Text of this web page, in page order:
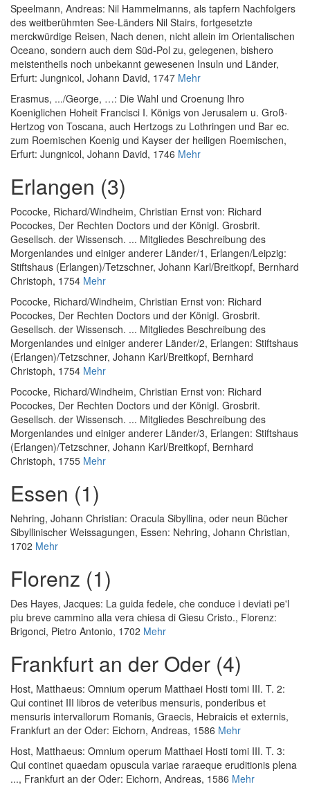
Speelmann, Andreas: Nil Hammelmanns, als tapfern Nachfolgers
des weitberühmten See-Länders Nil Stairs, fortgesetzte
merckwürdige Reisen, Nach denen, nicht allein im Orientalischen
Oceano, sondern auch dem Süd-Pol zu, gelegenen, bishero
meistentheils noch unbekannt gewesenen Insuln und Länder,
Erfurt: Jungnicol, Johann David, 1747 Mehr
Erasmus, .../George, …: Die Wahl und Croenung Ihro
Koeniglichen Hoheit Francisci I. Königs von Jerusalem u. Groß-
Hertzog von Toscana, auch Hertzogs zu Lothringen und Bar ec.
zum Roemischen Koenig und Kayser der heiligen Roemischen,
Erfurt: Jungnicol, Johann David, 1746 Mehr
Erlangen (3)
Pococke, Richard/Windheim, Christian Ernst von: Richard
Pocockes, Der Rechten Doctors und der Königl. Grosbrit.
Gesellsch. der Wissensch. ... Mitgliedes Beschreibung des
Morgenlandes und einiger anderer Länder/1 , Erlangen/Leipzig:
Stiftshaus (Erlangen)/Tetzschner, Johann Karl/Breitkopf, Bernhard
Christoph, 1754 Mehr
Pococke, Richard/Windheim, Christian Ernst von: Richard
Pocockes, Der Rechten Doctors und der Königl. Grosbrit.
Gesellsch. der Wissensch. ... Mitgliedes Beschreibung des
Morgenlandes und einiger anderer Länder/2, Erlangen: Stiftshaus
(Erlangen)/Tetzschner, Johann Karl/Breitkopf, Bernhard
Christoph, 1754 Mehr
Pococke, Richard/Windheim, Christian Ernst von: Richard
Pocockes, Der Rechten Doctors und der Königl. Grosbrit.
Gesellsch. der Wissensch. ... Mitgliedes Beschreibung des
Morgenlandes und einiger anderer Länder/3, Erlangen: Stiftshaus
(Erlangen)/Tetzschner, Johann Karl/Breitkopf, Bernhard
Christoph, 1755 Mehr
Essen (1)
Nehring, Johann Christian: Oracula Sibyllina, oder neun Bücher
Sibyllinischer Weissagungen, Essen: Nehring, Johann Christian,
1702 Mehr
Florenz (1)
Des Hayes, Jacques: La guida fedele, che conduce i deviati pe'l
piu breve cammino alla vera chiesa di Giesu Cristo., Florenz:
Brigonci, Pietro Antonio, 1702 Mehr
Frankfurt an der Oder (4)
Host, Matthaeus: Omnium operum Matthaei Hosti tomi III. T. 2:
Qui continet III libros de veteribus mensuris, ponderibus et
mensuris intervallorum Romanis, Graecis, Hebraicis et externis,
Frankfurt an der Oder: Eichorn, Andreas, 1586 Mehr
Host, Matthaeus: Omnium operum Matthaei Hosti tomi III. T. 3:
Qui continet quaedam opuscula variae raraeque eruditionis plena
..., Frankfurt an der Oder: Eichorn, Andreas, 1586 Mehr